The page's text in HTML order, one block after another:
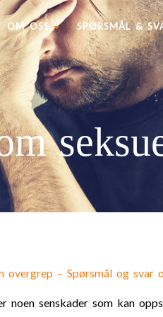
OM OSS SPØRSMÅL &
overgrep – Spørsmål og svar
noen senskader som kan